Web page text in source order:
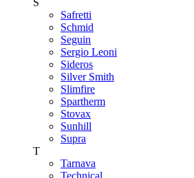
Safretti
Schmid
Seguin
Sergio Leoni
Sideros
Silver Smith
Slimfire
Spartherm
Stovax
Sunhill
Supra
T
Tarnava
Technical